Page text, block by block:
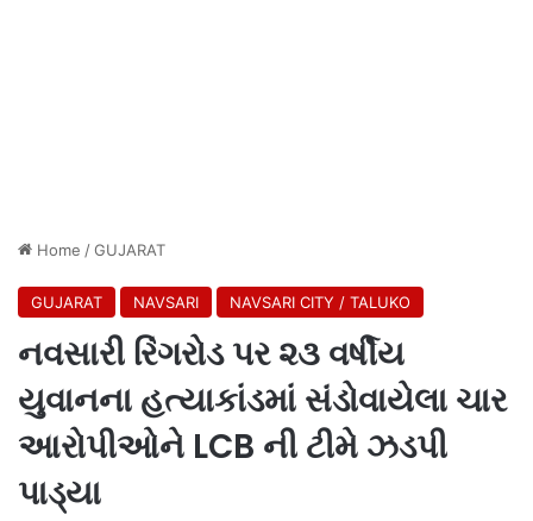
Home /GUJARAT
GUJARAT NAVSARI NAVSARI CITY / TALUKO
નવસારી રિંગરોડ પર ૨૩ વર્ષીય
યુવાનના હત્યાકાંડમાં સંડોવાયેલા ચાર
આરોપીઓને LCB ની ટીમે ઝડપી
પાડ્યા